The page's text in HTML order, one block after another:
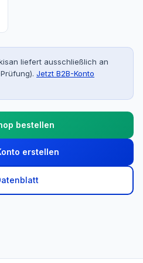
liefert ausschließlich an
Jetzt B2B-Konto
bestellen
erstellen